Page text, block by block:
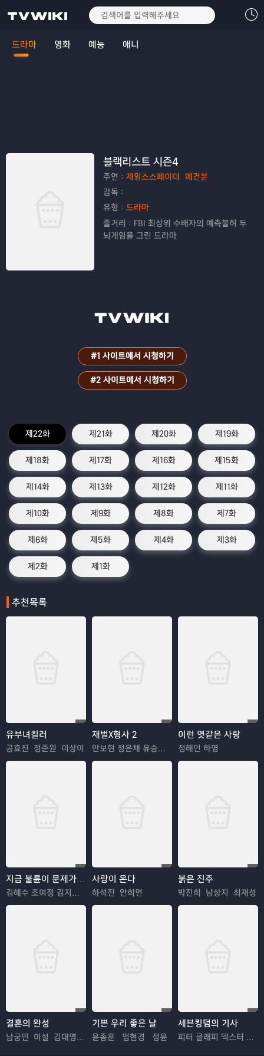
드라마 영화 예능 애니
블랙리스트 시즌4
주연： 제임스스페이더
메건분
감독：
유형： 드라마
줄거리： FBI 최상위 수배자의 예측불허 두
뇌게임을 그린 드라마
#1 사이트에서 시청하기
#2 사이트에서 시청하기
제22화 제21화 제20화 제19화
제18화 제17화 제16화 제15화
제14화 제13화 제12화 제11화
제10화 제9화 제8화 제7화
제6화 제5화 제4화 제3화
제2화 제1화
추천목록
유부녀킬러
공효진 정준원 이상이
재벌X형사 2
안보현 정은채 유승호 김혜은
이런 엿같은 사랑
정해인 하영
지금 불륜이 문제가 아닙니다
김혜수 조여정 김지훈 김재철
사랑이 온다
하석진 안희연
붉은 진주
박진희 남상지 최재성
결혼의 완성
남궁민 이설 김대명 이상희
기쁜 우리 좋은 날
윤종훈 엄현경 정윤
세븐킹덤의 기사
피터 클래피 덱스터 솔 안셀